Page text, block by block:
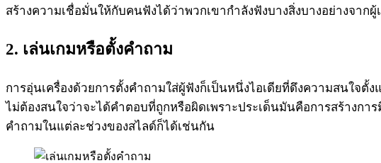
สร้างความเชื่อมั่นให้กับคนฟังได้ว่าพวกเขากำลังฟังบางสิ่งบางอย่างจาก
2. เล่นเกมหรือตั้งคำถาม
การอุ่นเครื่องด้วยการตั้งคำถามใส่ผู้ฟังก็เป็นหนึ่งไอเดียที่ดึงความสนใจ
ไม่ต้องสนใจว่าจะได้คำตอบที่ถูกหรือผิดเพราะประเด็นมันคือการสร้างก
คำถามในแต่ละช่วงของสไลด์ก็ได้เช่นกัน